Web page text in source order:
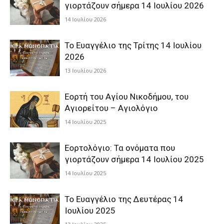
γιορτάζουν σήμερα 14 Ιουλίου 2026
14 Ιουλίου 2026
Το Ευαγγέλιο της Τρίτης 14 Ιουλίου
2026
13 Ιουλίου 2026
Εορτή του Αγίου Νικοδήμου, του
Αγιορείτου – Αγιολόγιο
14 Ιουλίου 2025
Εορτολόγιο: Τα ονόματα που
γιορτάζουν σήμερα 14 Ιουλίου 2025
14 Ιουλίου 2025
Το Ευαγγέλιο της Δευτέρας 14
Ιουλίου 2025